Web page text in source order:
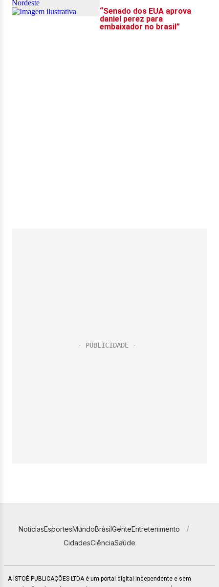
NotíciasEsportesMundoBrasilGenteEntretenimento
CidadesCiênciaSaúde
A ISTOÉ PUBLICAÇÕES LTDA é um portal digital independente e sem